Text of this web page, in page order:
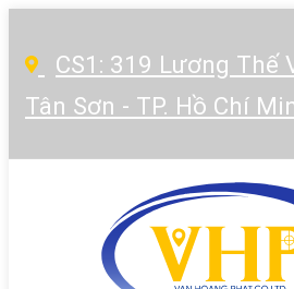
CS1: 319 Lương Thế
Tân Sơn - TP. Hồ Chí